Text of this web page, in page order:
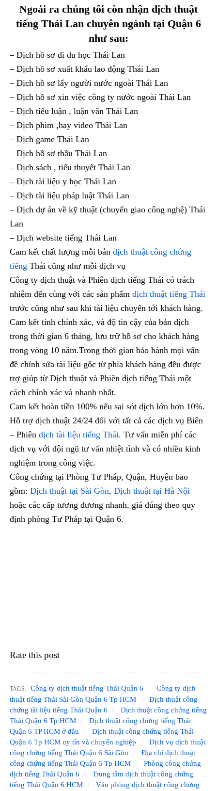
Ngoải ra chúng tôi còn nhận dịch thuật
tiếng Thái Lan chuyên ngành tại Quận 6
như sau:
– Dịch hồ sơ đi du học Thái Lan
– Dịch hồ sơ xuất khẩu lao động Thái Lan
– Dịch hồ sơ lấy người nước ngoài Thái Lan
– Dịch hồ sơ xin việc công ty nước ngoài Thái Lan
– Dịch tiểu luận , luận văn Thái Lan
– Dịch phim ,hay video Thái Lan
– Dịch game Thái Lan
– Dịch hồ sơ thầu Thái Lan
– Dịch sách , tiểu thuyết Thái Lan
– Dịch tài liệu y học Thái Lan
– Dịch tài liệu pháp luật Thái Lan
– Dịch dự án về kỹ thuật (chuyển giao công nghệ) Thái
Lan
– Dịch website tiếng Thái Lan
Cam kết chất lượng mỗi bản dịch thuật công chứng
tiếng Thái cũng như mỗi dịch vụ
Công ty dịch thuật và Phiên dịch tiếng Thái có trách
nhiệm đến cùng với các sản phẩm dịch thuật tiếng Thái
trước cũng như sau khi tài liệu chuyển tới khách hàng.
Cam kết tính chính xác, và độ tin cậy của bản dịch
trong thời gian 6 tháng, lưu trữ hồ sơ cho khách hàng
trong vòng 10 năm.Trong thời gian bảo hành mọi vấn
đề chỉnh sửa tài liệu gốc từ phía khách hàng đều được
trợ giúp từ Dịch thuật và Phiên dịch tiếng Thái một
cách chính xác và nhanh nhất.
Cam kết hoàn tiền 100% nếu sai sót dịch lớn hơn 10%.
Hỗ trợ dịch thuật 24/24 đối với tất cả các dịch vụ Biên
– Phiên dịch tài liệu tiếng Thái. Tư vấn miễn phí các
dịch vụ với đội ngũ tư vấn nhiệt tình và có nhiều kinh
nghiệm trong công việc.
Công chứng tại Phòng Tư Pháp, Quận, Huyện bao
gồm: Dịch thuật tại Sài Gòn, Dịch thuật tại Hà Nội
hoặc các cấp tương đương nhanh, giá đúng theo quy
định phòng Tư Pháp tại Quận 6.
Rate this post
TAGS: Công ty dịch thuật tiếng Thái Quận 6
Công ty dịch
thuật tiếng Thái Sài Gòn Quận 6 Tp HCM
Dịch thuật công
chứng tài liệu tiếng Thái Quận 6
Dịch thuật công chứng tiếng
Thái Quận 6 Tp HCM
Dịch thuật công chứng tiếng Thái
Quận 6 TP HCM ở đâu
Dịch thuật công chứng tiếng Thái
Quận 6 Tp HCM uy tín và chuyên nghiệp
Dịch vụ dịch thuật
công chứng tiếng Thái Quận 6 Sài Gòn
Địa chỉ dịch thuật
công chứng tiếng Thái Quận 6 Tp HCM
Phòng công chứng
dịch tiếng Thái Quận 6
Trung tâm dịch thuật công chứng
tiếng Thái Quận 6 HCM
Văn phòng dịch thuật công chứng